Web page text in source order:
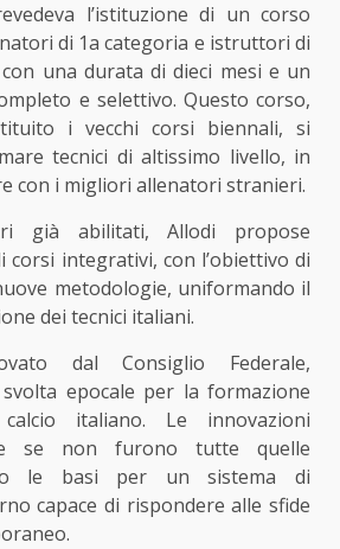
l’istituzione di un corso
di 1a categoria e istruttori di
una durata di dieci mesi e un
e selettivo. Questo corso,
i vecchi corsi biennali, si
tecnici di altissimo livello, in
con i migliori allenatori stranieri.
già abilitati, Allodi propose
corsi integrativi, con l’obiettivo di
metodologie, uniformando il
dei tecnici italiani.
dal Consiglio Federale,
epocale per la formazione
italiano. Le innovazioni
se non furono tutte quelle
le basi per un sistema di
capace di rispondere alle sfide